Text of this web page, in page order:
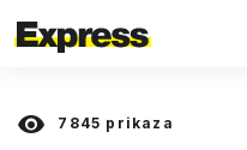
7845 prikaza